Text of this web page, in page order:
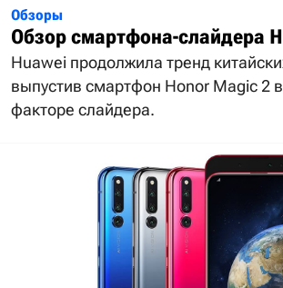
Обзоры
Обзор смартфона-слайдера
Huawei продолжила тренд
выпустив смартфон Honor Magic 2
факторе слайдера.